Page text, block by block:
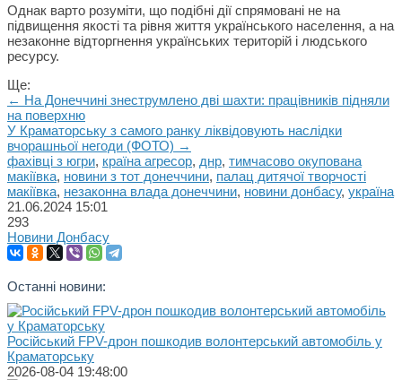
Однак варто розуміти, що подібні дії спрямовані не на
підвищення якості та рівня життя українського населення, а на
незаконне відторгнення українських територій і людського
ресурсу.
Ще:
← На Донеччині знеструмлено дві шахти: працівників підняли
на поверхню
У Краматорську з самого ранку ліквідовують наслідки
вчорашньої негоди (ФОТО) →
фахівці з югри, країна агресор, днр, тимчасово окупована
макіївка, новини з тот донеччини, палац дитячої творчості
макіївка, незаконна влада донеччини, новини донбасу, україна
21.06.2024 15:01
293
Новини Донбасу
Останні новини:
Російський FPV-дрон пошкодив волонтерський автомобіль у
Краматорську
2026-08-04 19:48:00